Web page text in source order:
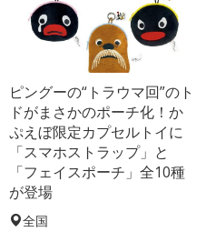
ピングーの“トラウマ回”のト
ドがまさかのポーチ化！か
ぷえぼ限定カプセルトイに
「スマホストラップ」と
「フェイスポーチ」全10種
が登場
全国